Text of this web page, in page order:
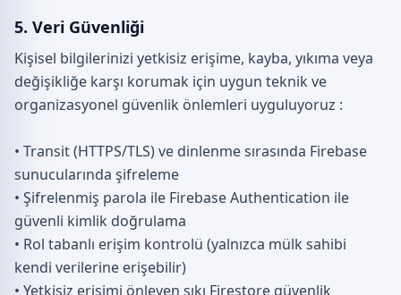
5. Veri Güvenliği
Kişisel bilgilerinizi yetkisiz erişime, kayba, yıkıma veya
değişikliğe karşı korumak için uygun teknik ve
organizasyonel güvenlik önlemleri uyguluyoruz :
• Transit (HTTPS/TLS) ve dinlenme sırasında Firebase
sunucularında şifreleme
• Şifrelenmiş parola ile Firebase Authentication ile
güvenli kimlik doğrulama
• Rol tabanlı erişim kontrolü (yalnızca mülk sahibi
kendi verilerine erişebilir)
• Yetkisiz erişimi önleyen sıkı Firestore güvenlik